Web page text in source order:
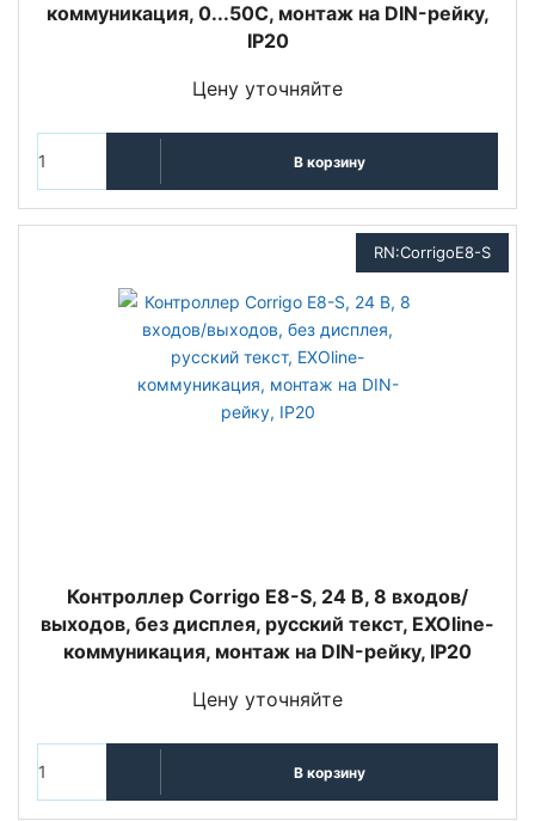
коммуникация, 0...50С, монтаж на DIN-рейку,
IP20
Цену уточняйте
В корзину
RN:CorrigoЕ8-S
Контроллер Corrigo Е8-S, 24 В, 8 входов/
выходов, без дисплея, русский текст, EXOline-
коммуникация, монтаж на DIN-рейку, IP20
Цену уточняйте
В корзину